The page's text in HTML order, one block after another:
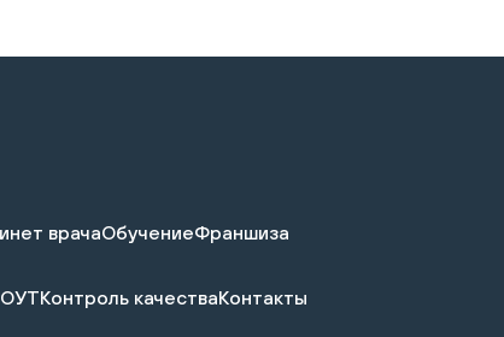
врачаОбучениеФраншиза
Контроль качестваКонтакты